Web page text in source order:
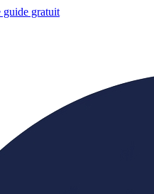
guide gratuit